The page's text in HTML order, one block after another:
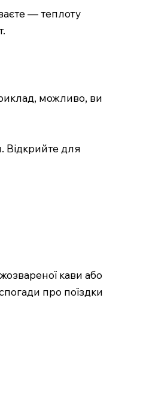
— теплоту
можливо, ви
Відкрийте для
кави або
про поїздки